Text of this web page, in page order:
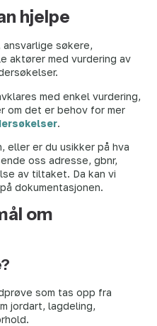
hjelpe
søkere,
aktører med vurdering av
med enkel vurdering,
om det er behov for mer
.
eller er du usikker på hva
oss adresse, gbnr,
av tiltaket. Da kan vi
dokumentasjonen.
om
som tas opp fra
jordart, lagdeling,